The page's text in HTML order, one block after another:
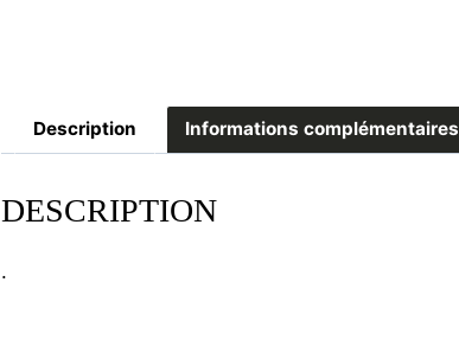
Description Informations complémentaires
DESCRIPTION
.